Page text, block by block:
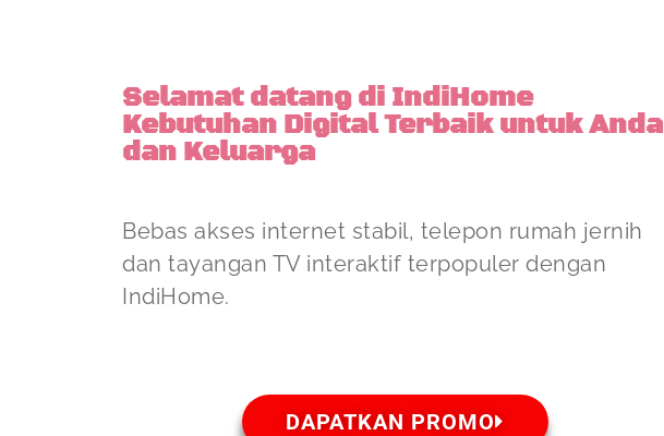
Selamat datang di IndiHome
Kebutuhan Digital Terbaik untuk Anda
dan Keluarga
Bebas akses internet stabil, telepon rumah jernih
dan tayangan TV interaktif terpopuler dengan
IndiHome.
DAPATKAN PROMO